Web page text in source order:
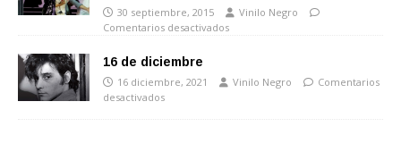
30 septiembre, 2015
Vinilo Negro
Comentarios desactivados
16 de diciembre
16 diciembre, 2021 Vinilo Negro
Comentarios
desactivados